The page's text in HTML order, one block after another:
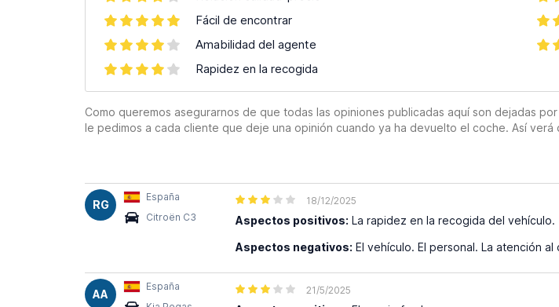
Fácil de encontrar
Amabilidad del agente
Rapidez en la recogida
Como queremos asegurarnos de que todas las opiniones publicadas aquí son dejadas
le pedimos a cada cliente que deje una opinión cuando ya ha devuelto el coche. Así
RG
España
Citroën C3
18/12/2025
Aspectos positivos: La rapidez en la recogida del vehículo.
Aspectos negativos: El vehículo. El personal. La atención al
AA
España
21/5/2025